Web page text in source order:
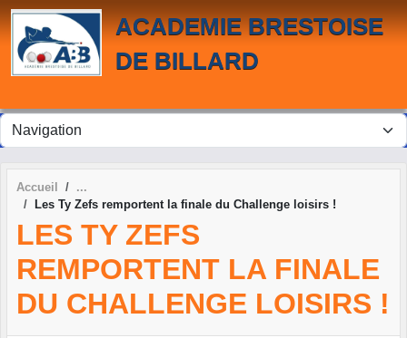
ACADEMIE BRESTOISE
DE BILLARD
Accueil
Les Ty Zefs remportent la finale du Challenge loisirs !
LES TY ZEFS
REMPORTENT LA FINALE
DU CHALLENGE LOISIRS !
Panneau de gestion des cookies